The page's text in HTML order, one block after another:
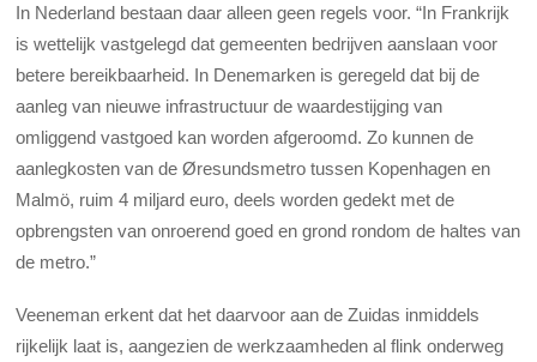
In Nederland bestaan daar alleen geen regels voor. “In Frankrijk
is wettelijk vastgelegd dat gemeenten bedrijven aanslaan voor
betere bereikbaarheid. In Denemarken is geregeld dat bij de
aanleg van nieuwe infrastructuur de waardestijging van
omliggend vastgoed kan worden afgeroomd. Zo kunnen de
aanlegkosten van de Øresundsmetro tussen Kopenhagen en
Malmö, ruim 4 miljard euro, deels worden gedekt met de
opbrengsten van onroerend goed en grond rondom de haltes van
de metro.”
Veeneman erkent dat het daarvoor aan de Zuidas inmiddels
rijkelijk laat is, aangezien de werkzaamheden al flink onderweg